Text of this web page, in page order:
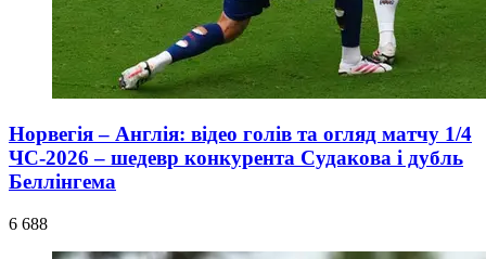
Норвегія – Англія: відео голів та огляд матчу 1/4
ЧС-2026 – шедевр конкурента Судакова і дубль
Беллінгема
6 688